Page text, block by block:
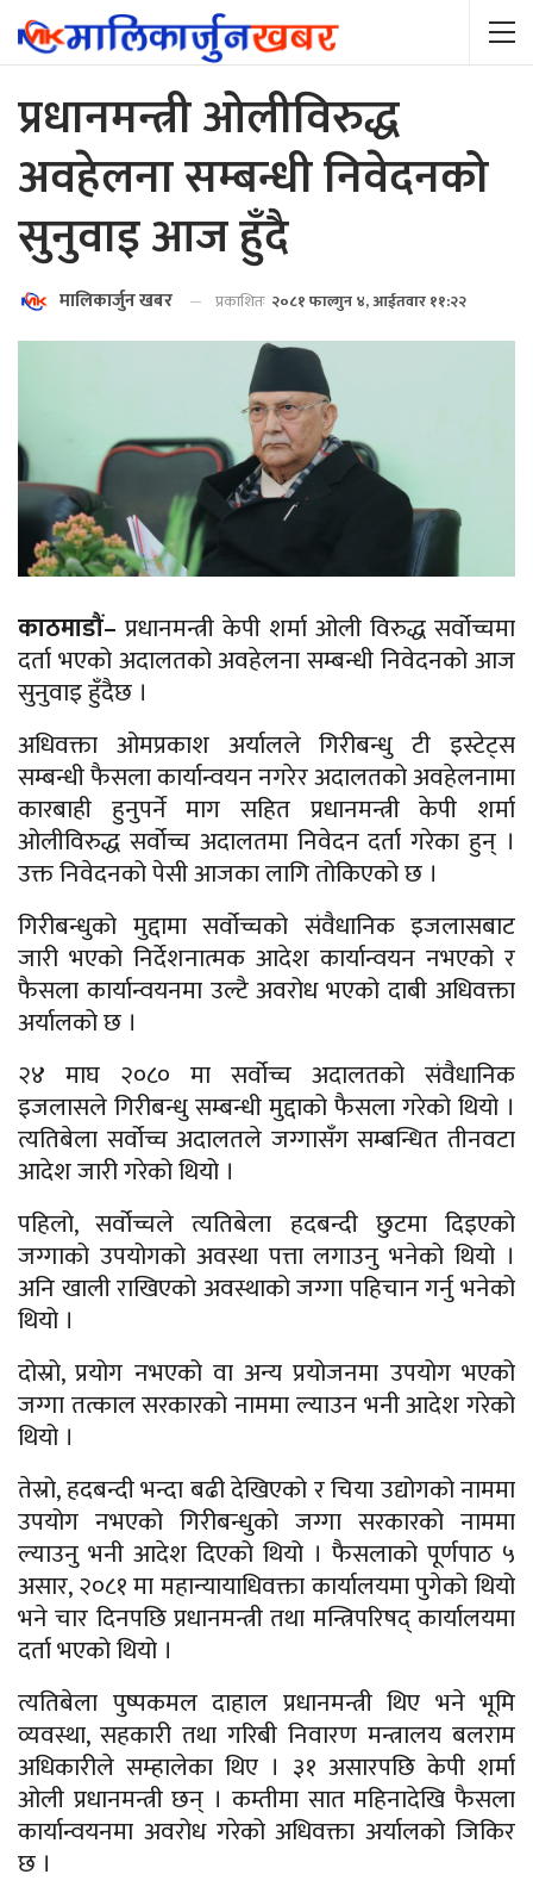
प्रधानमन्त्री ओलीविरुद्ध
अवहेलना सम्बन्धी निवेदनको
सुनुवाइ आज हुँदै
मालिकार्जुन खबर प्रकाशितः २०८१ फाल्गुन ४, आईतवार ११:२२
काठमाडौं– प्रधानमन्त्री केपी शर्मा ओली विरुद्ध सर्वोच्चमा
दर्ता भएको अदालतको अवहेलना सम्बन्धी निवेदनको आज
सुनुवाइ हुँदैछ ।
अधिवक्ता ओमप्रकाश अर्यालले गिरीबन्धु टी इस्टेट्स
सम्बन्धी फैसला कार्यान्वयन नगरेर अदालतको अवहेलनामा
कारबाही हुनुपर्ने माग सहित प्रधानमन्त्री केपी शर्मा
ओलीविरुद्ध सर्वोच्च अदालतमा निवेदन दर्ता गरेका हुन् ।
उक्त निवेदनको पेसी आजका लागि तोकिएको छ ।
गिरीबन्धुको मुद्दामा सर्वोच्चको संवैधानिक इजलासबाट
जारी भएको निर्देशनात्मक आदेश कार्यान्वयन नभएको र
फैसला कार्यान्वयनमा उल्टै अवरोध भएको दाबी अधिवक्ता
अर्यालको छ ।
२४ माघ २०८० मा सर्वोच्च अदालतको संवैधानिक
इजलासले गिरीबन्धु सम्बन्धी मुद्दाको फैसला गरेको थियो ।
त्यतिबेला सर्वोच्च अदालतले जग्गासँग सम्बन्धित तीनवटा
आदेश जारी गरेको थियो ।
पहिलो, सर्वोच्चले त्यतिबेला हदबन्दी छुटमा दिइएको
जग्गाको उपयोगको अवस्था पत्ता लगाउनु भनेको थियो ।
अनि खाली राखिएको अवस्थाको जग्गा पहिचान गर्नु भनेको
थियो ।
दोस्रो, प्रयोग नभएको वा अन्य प्रयोजनमा उपयोग भएको
जग्गा तत्काल सरकारको नाममा ल्याउन भनी आदेश गरेको
थियो ।
तेस्रो, हदबन्दी भन्दा बढी देखिएको र चिया उद्योगको नाममा
उपयोग नभएको गिरीबन्धुको जग्गा सरकारको नाममा
ल्याउनु भनी आदेश दिएको थियो । फैसलाको पूर्णपाठ ५
असार, २०८१ मा महान्यायाधिवक्ता कार्यालयमा पुगेको थियो
भने चार दिनपछि प्रधानमन्त्री तथा मन्त्रिपरिषद् कार्यालयमा
दर्ता भएको थियो ।
त्यतिबेला पुष्पकमल दाहाल प्रधानमन्त्री थिए भने भूमि
व्यवस्था, सहकारी तथा गरिबी निवारण मन्त्रालय बलराम
अधिकारीले सम्हालेका थिए । ३१ असारपछि केपी शर्मा
ओली प्रधानमन्त्री छन् । कम्तीमा सात महिनादेखि फैसला
कार्यान्वयनमा अवरोध गरेको अधिवक्ता अर्यालको जिकिर
छ ।